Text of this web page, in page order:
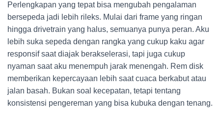
Perlengkapan yang tepat bisa mengubah pengalaman
bersepeda jadi lebih rileks. Mulai dari frame yang ringan
hingga drivetrain yang halus, semuanya punya peran. Aku
lebih suka sepeda dengan rangka yang cukup kaku agar
responsif saat diajak berakselerasi, tapi juga cukup
nyaman saat aku menempuh jarak menengah. Rem disk
memberikan kepercayaan lebih saat cuaca berkabut atau
jalan basah. Bukan soal kecepatan, tetapi tentang
konsistensi pengereman yang bisa kubuka dengan tenang.